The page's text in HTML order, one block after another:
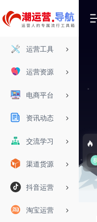
运营工具
运营资源
电商平台
资讯动态
交流学习
渠道货源
抖音运营
淘宝运营